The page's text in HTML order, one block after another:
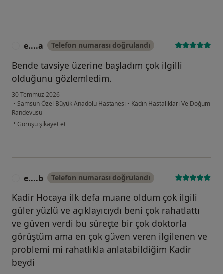
e....a Telefon numarası doğrulandı
Bende tavsiye üzerine başladım çok ilgilli
olduğunu gözlemledim.
30 Temmuz 2026
• Samsun Özel Büyük Anadolu Hastanesi • Kadın Hastalıkları Ve Doğum
Randevusu
• kullanıcının görüşüne göre e....a
Görüşü şikayet et
e....b Telefon numarası doğrulandı
Kadir Hocaya ilk defa muane oldum çok ilgili
güler yüzlü ve açıklayıcıydı beni çok rahatlattı
ve güven verdi bu süreçte bir çok doktorla
görüştüm ama en çok güven veren ilgilenen ve
problemi mi rahatlıkla anlatabildiğim Kadir
beydi